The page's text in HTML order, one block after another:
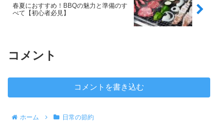
春夏におすすめ！BBQの魅力と準備のす
べて【初心者必見】
コメント
コメントを書き込む
ホーム 日常の節約